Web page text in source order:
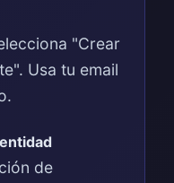
"Crear
Usa tu email
de